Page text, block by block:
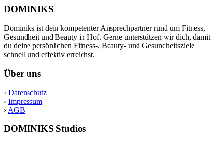
DOMINIKS
Dominiks ist dein kompetenter Ansprechpartner rund um Fitness,
Gesundheit und Beauty in Hof. Gerne unterstützen wir dich, damit
du deine persönlichen Fitness-, Beauty- und Gesundheitsziele
schnell und effektiv erreichst.
Über uns
› Datenschutz
› Impressum
› AGB
DOMINIKS Studios